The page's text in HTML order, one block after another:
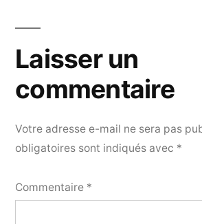
Laisser un
commentaire
Votre adresse e-mail ne sera pas
obligatoires sont indiqués avec *
Commentaire *